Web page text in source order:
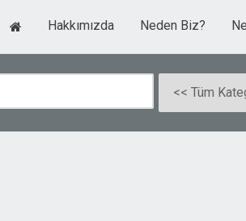
Hakkımızda Neden Biz?